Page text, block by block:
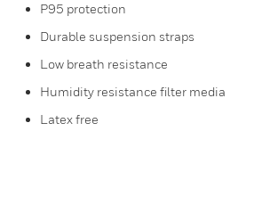
P95 protection
Durable suspension straps
Low breath resistance
Humidity resistance filter media
Latex free